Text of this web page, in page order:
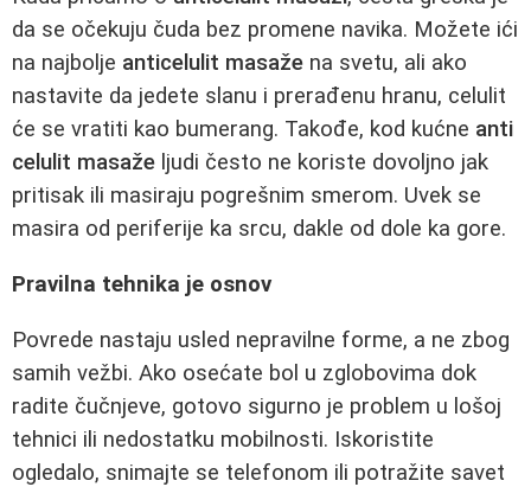
da se očekuju čuda bez promene navika. Možete ići
na najbolje anticelulit masaže na svetu, ali ako
nastavite da jedete slanu i prerađenu hranu, celulit
će se vratiti kao bumerang. Takođe, kod kućne anti
celulit masaže ljudi često ne koriste dovoljno jak
pritisak ili masiraju pogrešnim smerom. Uvek se
masira od periferije ka srcu, dakle od dole ka gore.
Pravilna tehnika je osnov
Povrede nastaju usled nepravilne forme, a ne zbog
samih vežbi. Ako osećate bol u zglobovima dok
radite čučnjeve, gotovo sigurno je problem u lošoj
tehnici ili nedostatku mobilnosti. Iskoristite
ogledalo, snimajte se telefonom ili potražite savet